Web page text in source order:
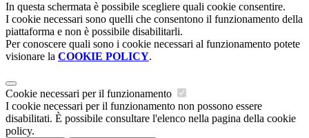
In questa schermata è possibile scegliere quali cookie consentire.
I cookie necessari sono quelli che consentono il funzionamento della
piattaforma e non è possibile disabilitarli.
Per conoscere quali sono i cookie necessari al funzionamento potete
visionare la COOKIE POLICY.
Cookie necessari per il funzionamento
I cookie necessari per il funzionamento non possono essere
disabilitati. È possibile consultare l'elenco nella pagina della cookie
policy.